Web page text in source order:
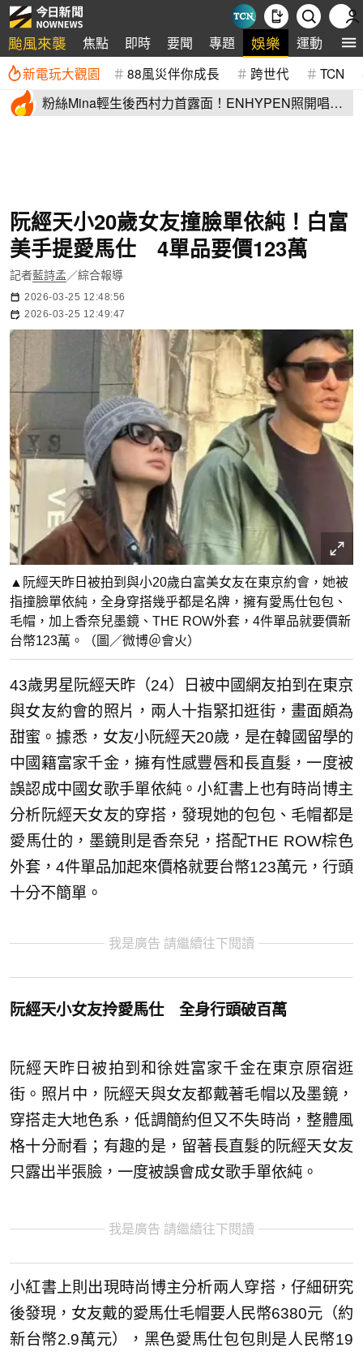
颱風來襲 焦點 即時 要聞 專題 娛樂 運動 全
新電玩大觀園 88風災伴你成長 跨世代 TCN
粉絲Mina輕生後西村力首露面！ENHYPEN照開唱
阮經天小20歲女友撞臉單依純！白富
美手提愛馬仕 4單品要價123萬
記者藍詩孟 ／綜合報導
2026-03-25 12:48:56
2026-03-25 12:49:47
▲阮經天昨日被拍到與小20歲白富美女友在東京約會，她被
指撞臉單依純，全身穿搭幾乎都是名牌，擁有愛馬仕包包、
毛帽，加上香奈兒墨鏡、THE ROW外套，4件單品就要價新
台幣123萬。（圖／微博＠會火）
43歲男星阮經天昨（24）日被中國網友拍到在東京
與女友約會的照片，兩人十指緊扣逛街，畫面頗為
甜蜜。據悉，女友小阮經天20歲，是在韓國留學的
中國籍富家千金，擁有性感豐唇和長直髮，一度被
誤認成中國女歌手單依純。小紅書上也有時尚博主
分析阮經天女友的穿搭，發現她的包包、毛帽都是
愛馬仕的，墨鏡則是香奈兒，搭配THE ROW棕色
外套，4件單品加起來價格就要台幣123萬元，行頭
十分不簡單。
我是廣告 請繼續往下閱讀
阮經天小女友拎愛馬仕 全身行頭破百萬
阮經天昨日被拍到和徐姓富家千金在東京原宿逛
街。照片中，阮經天與女友都戴著毛帽以及墨鏡，
穿搭走大地色系，低調簡約但又不失時尚，整體風
格十分耐看；有趣的是，留著長直髮的阮經天女友
只露出半張臉，一度被誤會成女歌手單依純。
我是廣告 請繼續往下閱讀
小紅書上則出現時尚博主分析兩人穿搭，仔細研究
後發現，女友戴的愛馬仕毛帽要人民幣6380元（約
新台幣2.9萬元），黑色愛馬仕包包則是人民幣19